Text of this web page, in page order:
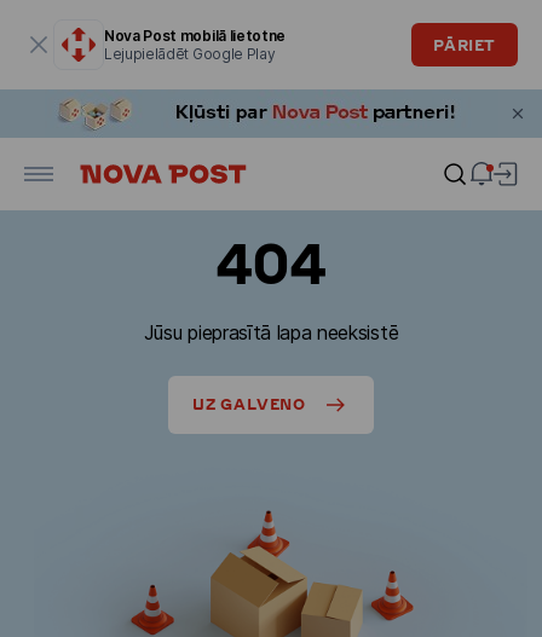
Nova Post mobilā lietotne
Lejupielādēt Google Play
PĀRIET
404
Jūsu pieprasītā lapa neeksistē
UZ GALVENO